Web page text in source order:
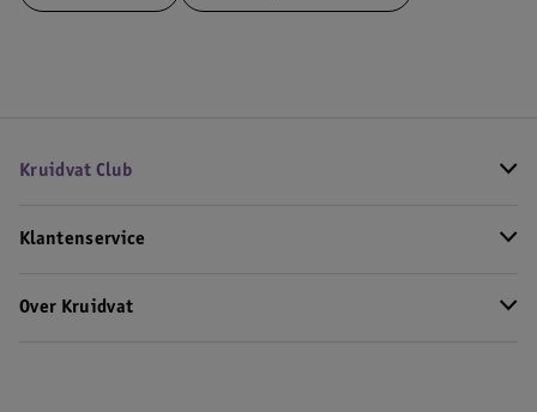
Kruidvat Club
Klantenservice
Over Kruidvat